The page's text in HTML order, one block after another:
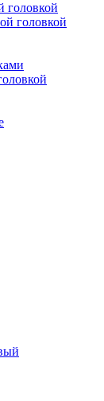
головкой
головкой